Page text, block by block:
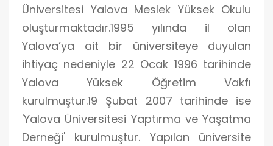
Üniversitesi Yalova Meslek Yüksek Okulu
oluşturmaktadır.1995 yılında il olan
Yalova’ya ait bir üniversiteye duyulan
ihtiyaç nedeniyle 22 Ocak 1996 tarihinde
Yalova Yüksek Öğretim Vakfı
kurulmuştur.19 Şubat 2007 tarihinde ise
'Yalova Üniversitesi Yaptırma ve Yaşatma
Derneği' kurulmuştur. Yapılan üniversite